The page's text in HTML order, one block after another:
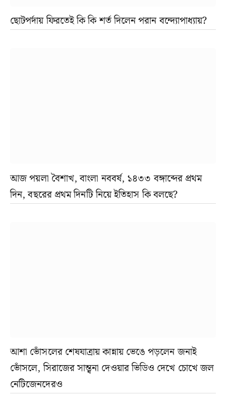
ছোটপর্দায় ফিরতেই কি কি শর্ত দিলেন পরান বন্দ্যোপাধ্যায়?
আজ পয়লা বৈশাখ, বাংলা নববর্ষ, ১৪৩৩ বঙ্গাব্দের প্রথম
দিন, বছরের প্রথম দিনটি নিয়ে ইতিহাস কি বলছে?
আশা ভোঁসলের শেষযাত্রায় কান্নায় ভেঙে পড়লেন জনাই
ভোঁসলে, সিরাজের সান্ত্বনা দেওয়ার ভিডিও দেখে চোখে জল
নেটিজেনদেরও